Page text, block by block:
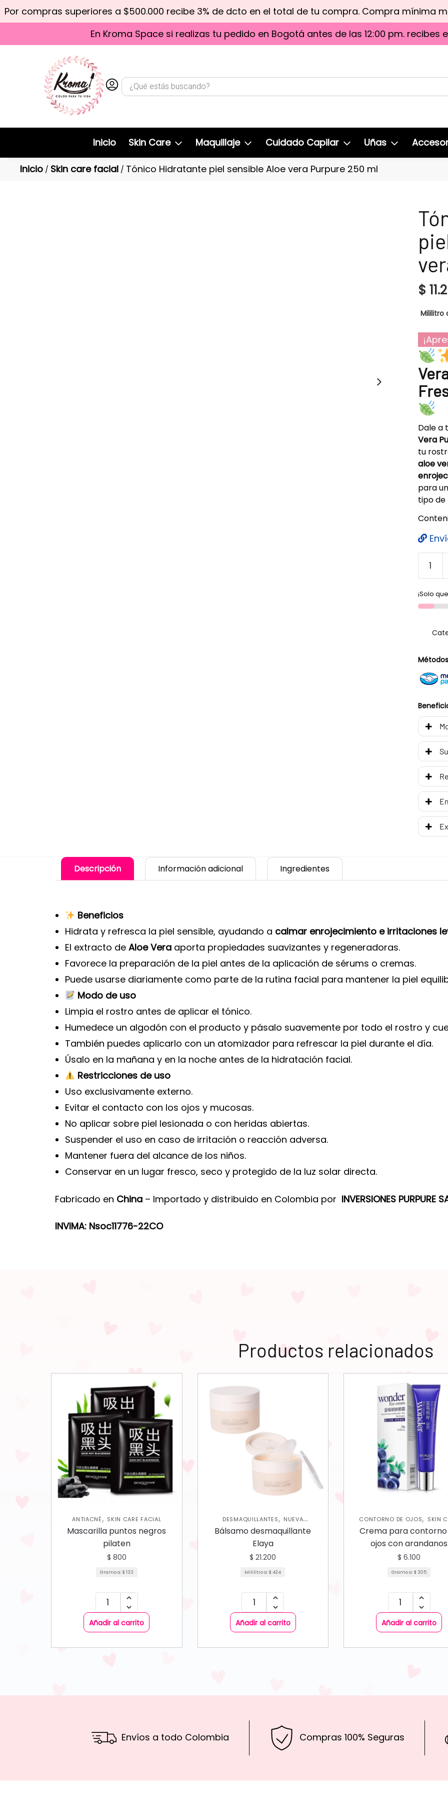
Por compras superiores a $500.000 recibe 3% de dcto en el total de tu compra. Compra mínima
En Kroma Space si realizas tu pedido en Bogotá antes de las 12:00 pm. recibes
Inicio Skin Care Maquillaje Cuidado Capilar Uñas
Inicio / Skin care facial / Tónico Hidratante piel sensible Aloe vera Purpure 250 ml
$
Mililitro
Dale a
Vera
tu
aloe
para
tipo de
¡Solo
Descripción Información adicional Ingredientes
Beneficios
Hidrata y refresca la piel sensible, ayudando a calmar enrojecimiento e irritaciones
El extracto de Aloe Veraaporta propiedades suavizantes y regeneradoras.
Favorece la preparación de la piel antes de la aplicación de sérums o cremas.
Puede usarse diariamente como parte de la rutina facial para mantener la piel
Modo de uso
Limpia el rostro antes de aplicar el tónico.
Humedece un algodón con el producto y pásalo suavemente por todo el rostro y
También puedes aplicarlo con un atomizador para refrescar la piel durante el día.
Úsalo en la mañana y en la noche antes de la hidratación facial.
Restricciones de uso
Uso exclusivamente externo.
Evitar el contacto con los ojos y mucosas.
No aplicar sobre piel lesionada o con heridas abiertas.
Suspender el uso en caso de irritación o reacción adversa.
Mantener fuera del alcance de los niños.
Conservar en un lugar fresco, seco y protegido de la luz solar directa.
Fabricado en China– Importado y distribuido en Colombia por INVERSIONES PURPURE
INVIMA: Nsoc11776-22CO
Productos relacionados
ANTIACNÉ, SKIN CARE FACIAL
Mascarilla puntos negros
pilaten
$ 800
Gramo a:$ 133
Añadir al carrito
DESMAQUILLANTES, NUEVA
COLECCIÓN,ROSTRO,SKIN CARE
Bálsamo desmaquillante
Elaya
$ 21.200
Mililitro a:$ 424
Añadir al carrito
CONTORNO DE OJOS, SKIN
FACIAL
Crema para
ojos con arandanos
$ 6.100
Gramo a:$ 305
Añadir al carrito
Envíos a todo Colombia Compras 100% Seguras